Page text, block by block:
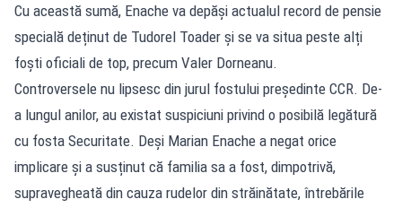
Cu această sumă, Enache va depăși actualul record de pensie
specială deținut de Tudorel Toader și se va situa peste alți
foști oficiali de top, precum Valer Dorneanu.
Controversele nu lipsesc din jurul fostului președinte CCR. De-
a lungul anilor, au existat suspiciuni privind o posibilă legătură
cu fosta Securitate. Deși Marian Enache a negat orice
implicare și a susținut că familia sa a fost, dimpotrivă,
supravegheată din cauza rudelor din străinătate, întrebările